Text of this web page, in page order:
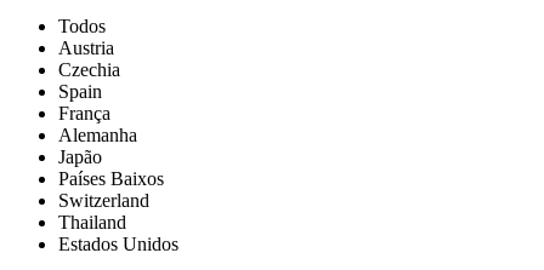
Todos
Austria
Czechia
Spain
França
Alemanha
Japão
Países Baixos
Switzerland
Thailand
Estados Unidos